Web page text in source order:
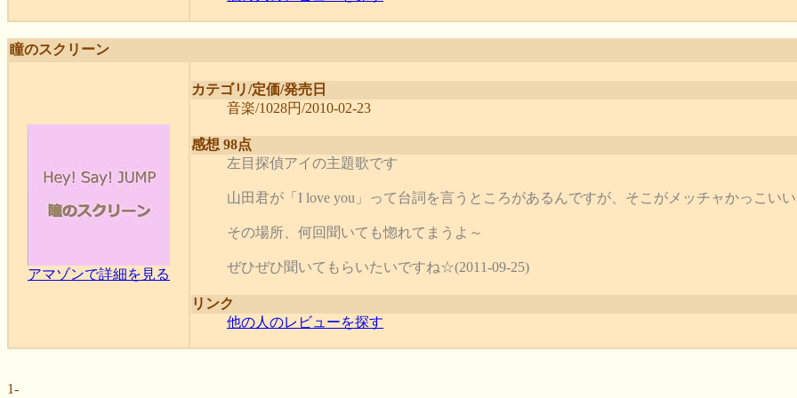
瞳のスクリーン
アマゾンで詳細を見る
カテゴリ/定価/発売日
音楽/1028円/2010-02-23
感想 98点
左目探偵アイの主題歌です
山田君が「I love you」って台詞を言うところがあるんですが、そこがメッチャかっこい
その場所、何回聞いても惚れてまうよ～
ぜひぜひ聞いてもらいたいですね☆(2011-09-25)
リンク
他の人のレビューを探す
1-